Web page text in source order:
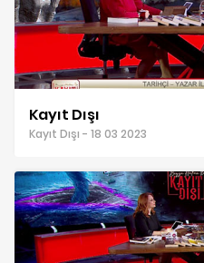
Kayıt Dışı
Kayıt Dışı - 18 03 2023